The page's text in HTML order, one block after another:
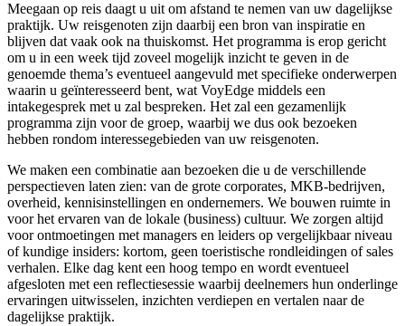
Meegaan op reis daagt u uit om afstand te nemen van uw dagelijkse
praktijk. Uw reisgenoten zijn daarbij een bron van inspiratie en
blijven dat vaak ook na thuiskomst. Het programma is erop gericht
om u in een week tijd zoveel mogelijk inzicht te geven in de
genoemde thema’s eventueel aangevuld met specifieke onderwerpen
waarin u geïnteresseerd bent, wat VoyEdge middels een
intakegesprek met u zal bespreken. Het zal een gezamenlijk
programma zijn voor de groep, waarbij we dus ook bezoeken
hebben rondom interessegebieden van uw reisgenoten.
We maken een combinatie aan bezoeken die u de verschillende
perspectieven laten zien: van de grote corporates, MKB-bedrijven,
overheid, kennisinstellingen en ondernemers. We bouwen ruimte in
voor het ervaren van de lokale (business) cultuur. We zorgen altijd
voor ontmoetingen met managers en leiders op vergelijkbaar niveau
of kundige insiders: kortom, geen toeristische rondleidingen of sales
verhalen. Elke dag kent een hoog tempo en wordt eventueel
afgesloten met een reflectiesessie waarbij deelnemers hun onderlinge
ervaringen uitwisselen, inzichten verdiepen en vertalen naar de
dagelijkse praktijk.